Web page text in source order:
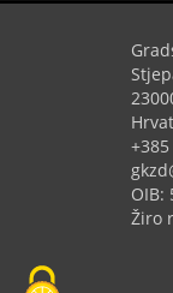
OIB:
Žiro